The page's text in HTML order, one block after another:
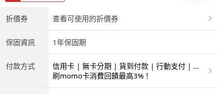
折價券 查看可使用的折價券
保固資訊 1年保固期
付款方式
信用卡 | 無卡分期 | 貨到付款 | 行動支付 | 超
商付款 | ATM | 銀聯卡
刷momo卡消費回饋最高3%！